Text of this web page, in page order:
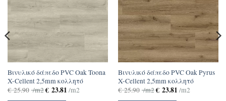
Βινυλικό δάπεδο PVC Oak Toona
X-Cellent 2,5mm κολλητό
€25.90 /m2€23.81 /m2
Βινυλικό δάπεδο PVC Oak Pyrus
X-Cellent 2,5mm κολλητό
€25.90 /m2€23.81 /m2